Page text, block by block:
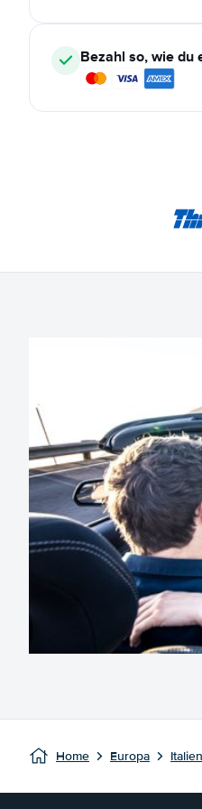
Bezahl so, wie du
Home Europa Italien